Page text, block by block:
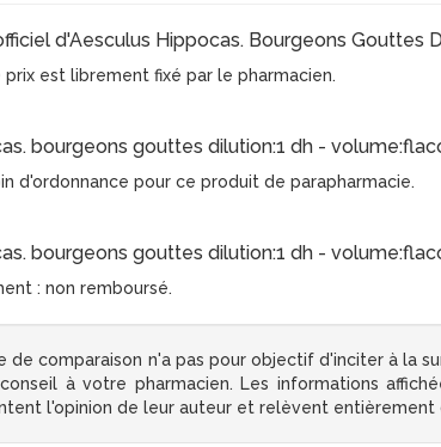
d'Aesculus Hippocas. Bourgeons Gouttes
prix est librement fixé par le pharmacien.
bourgeons gouttes dilution:1 dh -
d'ordonnance pour ce produit de parapharmacie.
bourgeons gouttes dilution:1 dh -
: non remboursé.
de comparaison n'a pas pour objectif d'inciter à la
à votre pharmacien. Les informations
l'opinion de leur auteur et relèvent